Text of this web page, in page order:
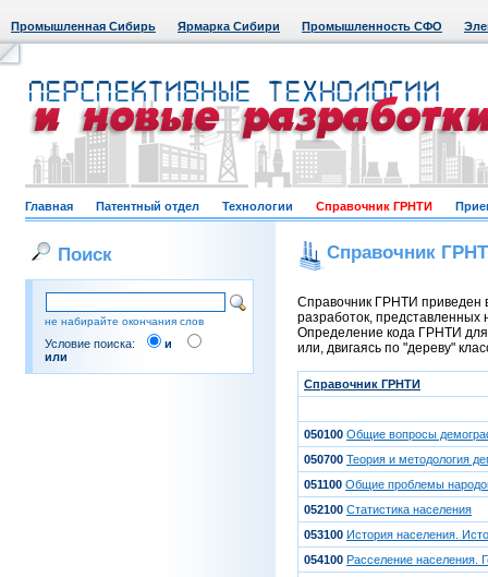
Промышленная Сибирь Ярмарка Сибири Промышленность СФО
Главная Патентный отдел Технологии Справочник ГРНТИ
Поиск
не набирайте окончания слов
Условие поиска:
и
или
Справочник
Справочник ГРНТИ приведен
разработок, представленных
Определение кода ГРНТИ для
или, двигаясь по "дереву"
Справочник ГРНТИ
050100 Общие вопросы
050700 Теория и методология
051100 Общие проблемы
052100 Статистика населения
053100 История населения.
054100 Расселение населения.